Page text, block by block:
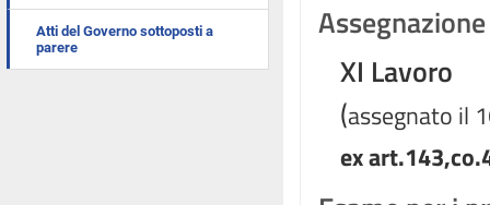
Atti del Governo sottoposti a
parere
XI Lavoro
(assegnato il
ex